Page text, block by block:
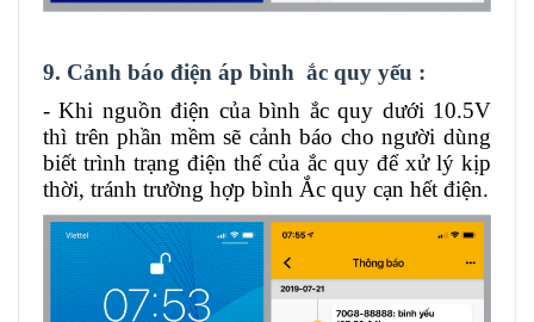
9. Cảnh báo điện áp bình ắc quy yếu :
- Khi nguồn điện của bình ắc quy dưới 10.5V
thì trên phần mềm sẽ cảnh báo cho người dùng
biết trình trạng điện thế của ắc quy để xử lý kịp
thời, tránh trường hợp bình Ắc quy cạn hết điện.